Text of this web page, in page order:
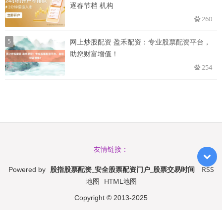
逐春节档 机构
260
5
网上炒股配资 盈禾配资：专业股票配资平台，
助您财富增值！
254
友情链接：
Powered by 股指股票配资_安全股票配资门户_股票交易时间
RSS
地图 HTML地图
Copyright © 2013-2025